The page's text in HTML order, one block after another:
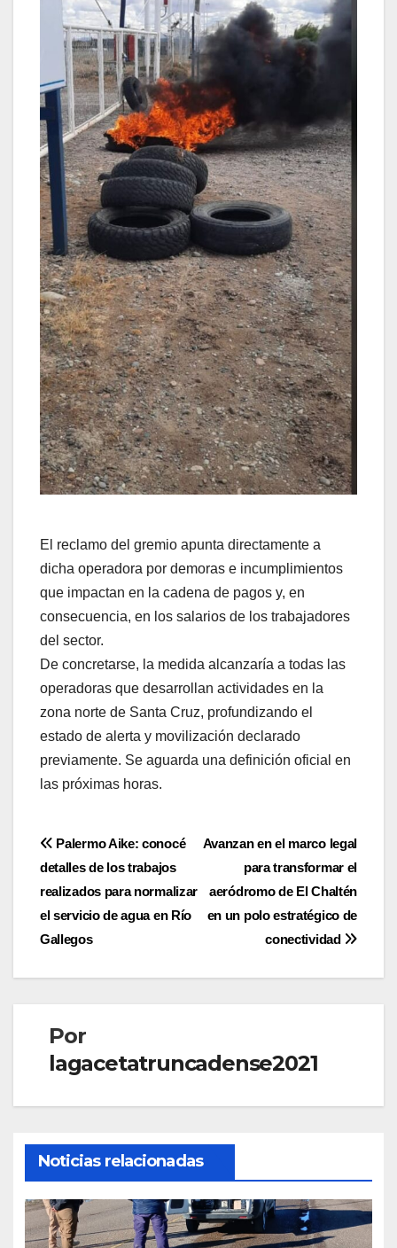
El reclamo del gremio apunta directamente a
dicha operadora por demoras e incumplimientos
que impactan en la cadena de pagos y, en
consecuencia, en los salarios de los trabajadores
del sector.
De concretarse, la medida alcanzaría a todas las
operadoras que desarrollan actividades en la
zona norte de Santa Cruz, profundizando el
estado de alerta y movilización declarado
previamente. Se aguarda una definición oficial en
las próximas horas.
Navegación
de
entradas
Avanzan en el marco legal
para transformar el
aeródromo de El Chaltén
en un polo estratégico de
conectividad
Palermo Aike: conocé
detalles de los trabajos
realizados para normalizar
el servicio de agua en Río
Gallegos
Por
lagacetatruncadense2021
Noticias relacionadas